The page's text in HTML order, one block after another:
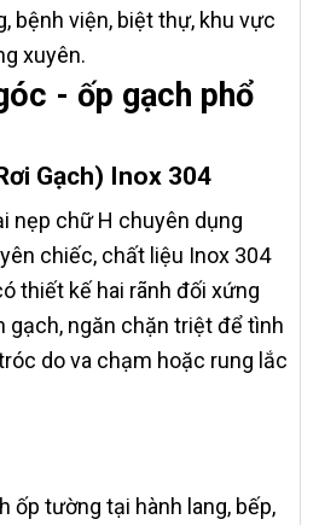
bệnh viện, biệt thự, khu vực
xuyên.
- ốp gạch phổ
Gạch) Inox 304
nẹp chữ H chuyên dụng
chiếc, chất liệu Inox 304
thiết kế hai rãnh đối xứng
gạch, ngăn chặn triệt để tình
do va chạm hoặc rung lắc
ốp tường tại hành lang, bếp,